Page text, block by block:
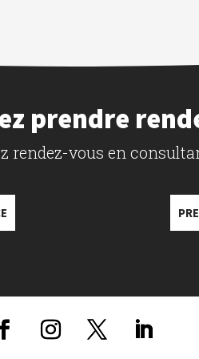
prendre
rendez-vous en